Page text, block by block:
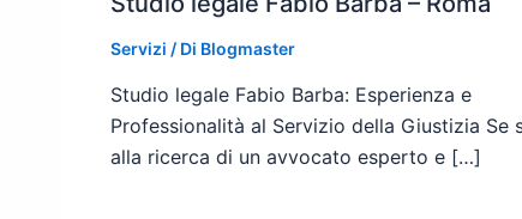
Servizi / Di Blogmaster
Studio legale Fabio Barba: Esperienza e
Professionalità al Servizio della Giustizia Se
alla ricerca di un avvocato esperto e […]